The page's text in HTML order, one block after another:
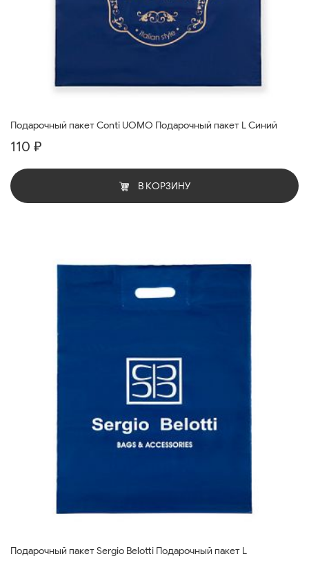
Подарочный пакет Conti UOMO Подарочный пакет L Синий
110 ₽
В КОРЗИНУ
Подарочный пакет Sergio Belotti Подарочный пакет L